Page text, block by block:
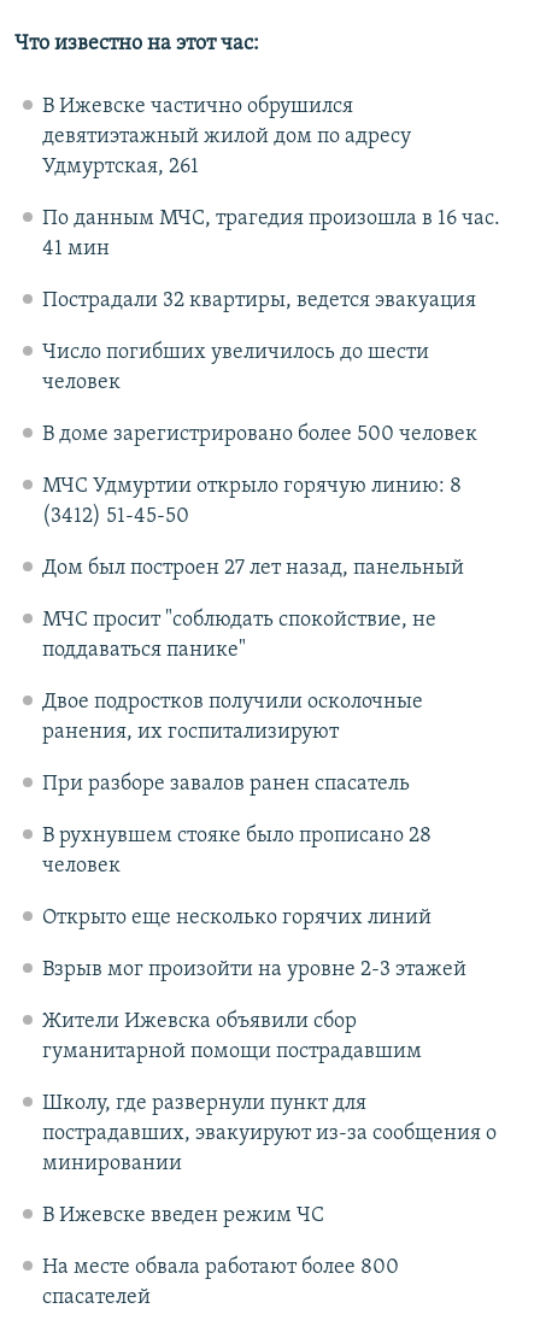
Что известно на этот час:
В Ижевске частично обрушился
девятиэтажный жилой дом по адресу
Удмуртская, 261
По данным МЧС, трагедия произошла в 16 час.
41 мин
Пострадали 32 квартиры, ведется эвакуация
Число погибших увеличилось до шести
человек
В доме зарегистрировано более 500 человек
МЧС Удмуртии открыло горячую линию: 8
(3412) 51-45-50
Дом был построен 27 лет назад, панельный
МЧС просит "соблюдать спокойствие, не
поддаваться панике"
Двое подростков получили осколочные
ранения, их госпитализируют
При разборе завалов ранен спасатель
В рухнувшем стояке было прописано 28
человек
Открыто еще несколько горячих линий
Взрыв мог произойти на уровне 2-3 этажей
Жители Ижевска объявили сбор
гуманитарной помощи пострадавшим
Школу, где развернули пункт для
пострадавших, эвакуируют из-за сообщения о
минировании
В Ижевске введен режим ЧС
На месте обвала работают более 800
спасателей